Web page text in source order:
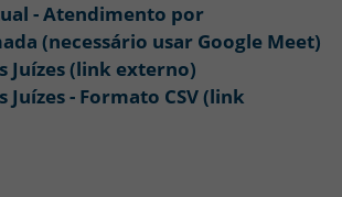
- Atendimento por
(necessário usar Google Meet)
Juízes (link externo)
Juízes - Formato CSV (link